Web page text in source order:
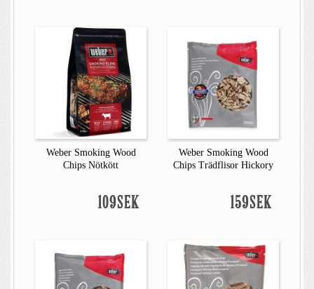
Weber Smoking Wood
Chips Nötkött
109SEK
Weber Smoking Wood
Chips Trädflisor Hickory
159SEK